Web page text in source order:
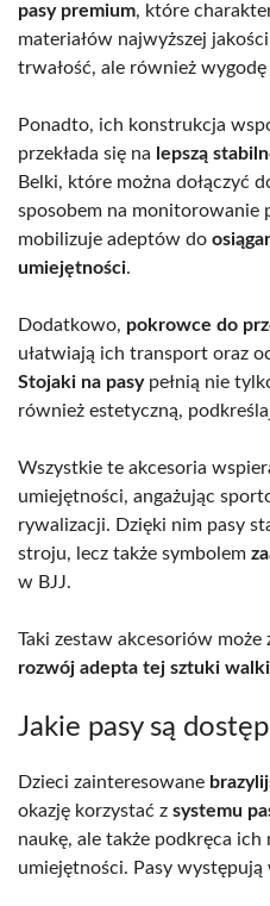
pasy premium, które
materiałów najwyższej
trwałość, ale również wygodę
Ponadto, ich konstrukcja
przekłada się na lepszą
Belki, które można dołączyć
sposobem na monitorowanie
mobilizuje adeptów do
umiejętności.
Dodatkowo, pokrowce do
ułatwiają ich transport oraz
Stojaki na pasypełnią nie
również estetyczną,
Wszystkie te akcesoria
umiejętności, angażując
rywalizacji. Dzięki nim pasy
stroju, lecz także symbolem
w BJJ.
Taki zestaw akcesoriów może
rozwój adepta tej sztuki walki
Jakie pasy są
Dzieci zainteresowane
okazję korzystać z systemu
naukę, ale także podkręca ich
umiejętności. Pasy